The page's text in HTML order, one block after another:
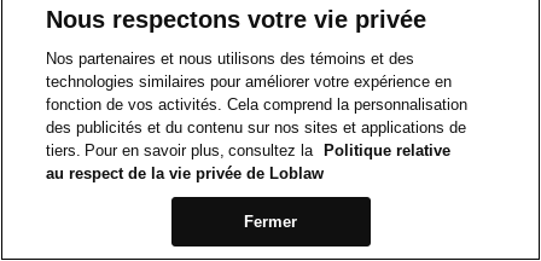
Nous respectons votre vie privée
Nos partenaires et nous utilisons des témoins et des
technologies similaires pour améliorer votre expérience en
fonction de vos activités. Cela comprend la personnalisation
des publicités et du contenu sur nos sites et applications de
tiers. Pour en savoir plus, consultez la
Politique relative
au respect de la vie privée de Loblaw
Fermer